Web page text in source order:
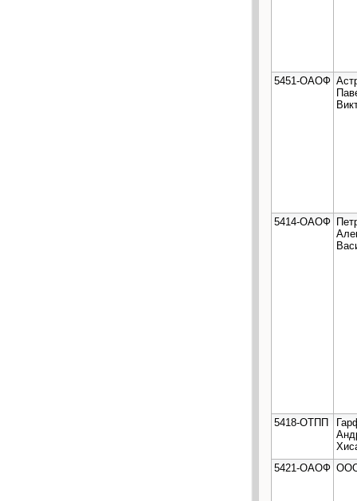
5451-ОАОФ
5414-ОАОФ
5418-ОТПП
5421-ОАОФ